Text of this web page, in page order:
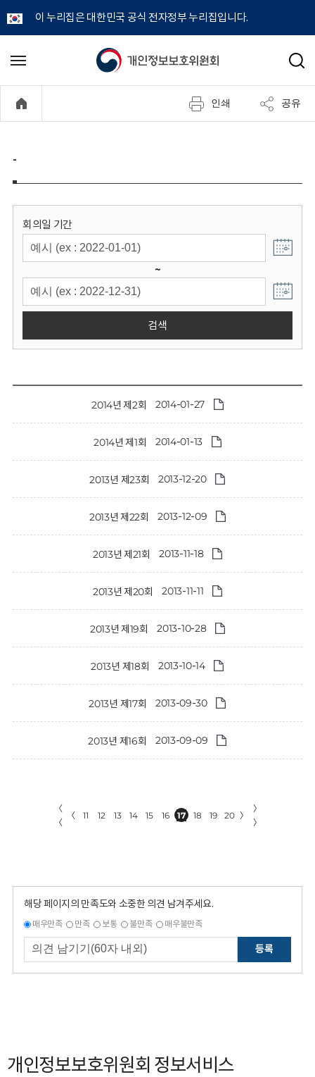
이 누리집은 대한민국 공식 전자정부 누리집입니다.
개
정
보
위
원
회
메
기
검
인쇄 공유
-
회의일 기간
~
검색
2014년 제2회 2014-01-27
2014년 제1회 2014-01-13
2013년 제23회 2013-12-20
2013년 제22회 2013-12-09
2013년 제21회 2013-11-18
2013년 제20회 2013-11-11
2013년 제19회 2013-10-28
2013년 제18회 2013-10-14
2013년 제17회 2013-09-30
2013년 제16회 2013-09-09
〈
〈
〈 11 12 13 14 15 16 17 18 19 20 〉
〉
〉
해당 페이지의 만족도와 소중한 의견 남겨주세요.
매우만족 만족 보통 불만족 매우불만족
등록
개인정보보호위원회 정보서비스